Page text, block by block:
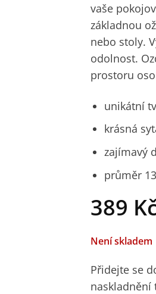
vaše
základnou
nebo stoly.
odolnost.
prostoru
unikátní
krásná
zajímavý
průměr
389
Není skladem
Přidejte se